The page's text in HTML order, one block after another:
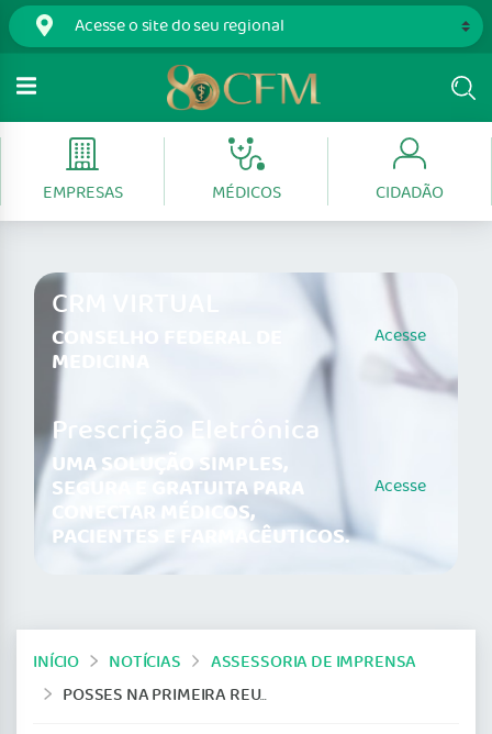
EMPRESAS MÉDICOS CIDADÃO
CRM VIRTUAL
CONSELHO FEDERAL DE
MEDICINA
Acesse
Prescrição Eletrônica
UMA SOLUÇÃO SIMPLES,
SEGURA E GRATUITA PARA
CONECTAR MÉDICOS,
PACIENTES E FARMACÊUTICOS.
Acesse
INÍCIO NOTÍCIAS
ASSESSORIA DE IMPRENSA
POSSES NA PRIMEIRA REUNIÃO PLENÁRIA DE 2013